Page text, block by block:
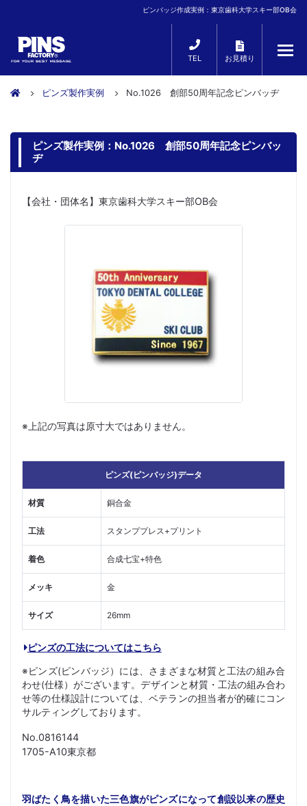
ピンバッジ作成実例：東京歯科大学スキー部OB会
TEL お見積り
ピンズ製作実例 No.1026 創部50周年記念ピンバッヂ
ピンズ製作実例：No.1026 創部50周年記念ピンバッ
ヂ
【会社・団体名】東京歯科大学スキー部OB会
※上記の写真は原寸大ではありません。
ピンズ(ピンバッジ)データ
材質 銅合金
工法 スタンププレス+プリント
着色 合成七宝+特色
メッキ 金
サイズ 26mm
ピンズの工法についてはこちら
※ピンズ(ピンバッジ）には、さまざまな材質と工法の組み合
わせ(仕様）がございます。デザインと材質・工法の組み合わ
せ等の仕様設計については、ベテランの担当者が的確にコン
サルティングしております。
No.0816144
1705-A10東京都
羽ばたく鳥を描いた三色旗がピンズになって創設以来の歴史